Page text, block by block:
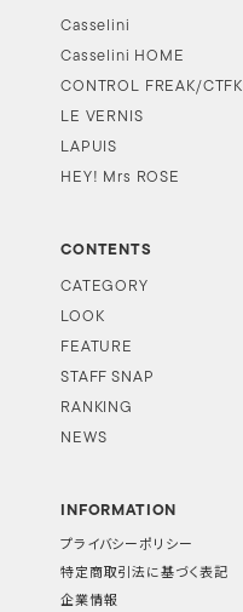
Casselini
Casselini HOME
CONTROL FREAK/CTFK
LE VERNIS
LAPUIS
HEY! Mrs ROSE
CONTENTS
CATEGORY
LOOK
FEATURE
STAFF SNAP
RANKING
NEWS
INFORMATION
プライバシーポリシー
特定商取引法に基づく表記
企業情報